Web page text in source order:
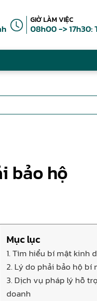
GIỜ LÀM VIỆC
08h00 -> 17h30:
bảo hộ
Mục lục
1. Tìm hiểu bí mật kinh
2. Lý do phải bảo hộ bí
3. Dịch vụ pháp lý hỗ
doanh